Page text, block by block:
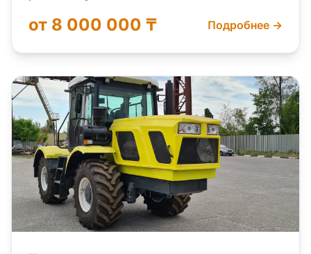
от 8 000 000 ₸ Подробнее →